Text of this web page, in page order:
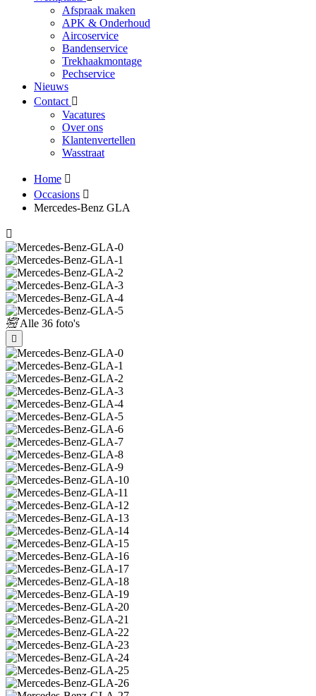
Afspraak maken
APK & Onderhoud
Aircoservice
Bandenservice
Trekhaakmontage
Pechservice
Nieuws
Contact
Vacatures
Over ons
Klantenvertellen
Wasstraat
Home
Occasions
Mercedes-Benz GLA
Alle 36 foto's